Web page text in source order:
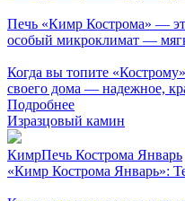
Печь «Кимр Кострома» —
особый микроклимат —
Когда вы топите
своего дома — надежное,
Подробнее
Изразцовый камин
КимрПечь Кострома Январь
«Кимр Кострома Январь»: